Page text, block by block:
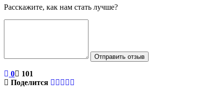
Расскажите, как нам стать лучше?
Отправить отзыв
0
101
Поделится